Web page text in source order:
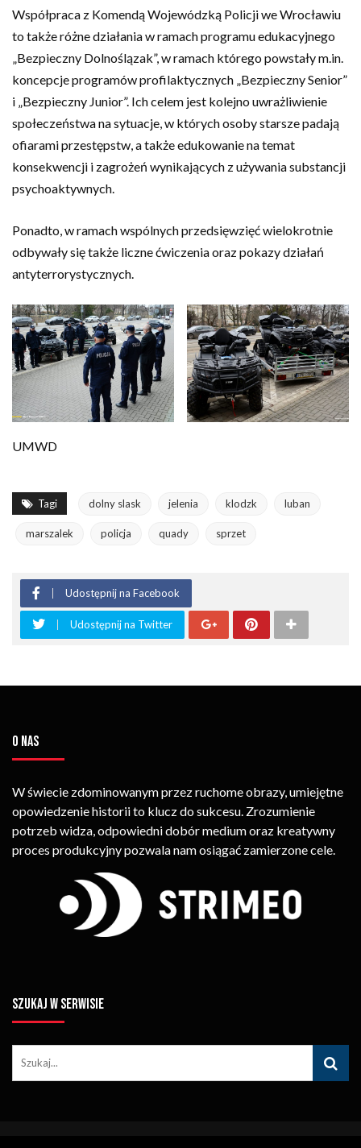
Współpraca z Komendą Wojewódzką Policji we Wrocławiu
to także różne działania w ramach programu edukacyjnego
„Bezpieczny Dolnoślązak”, w ramach którego powstały m.in.
koncepcje programów profilaktycznych „Bezpieczny Senior”
i „Bezpieczny Junior”. Ich celem jest kolejno uwrażliwienie
społeczeństwa na sytuacje, w których osoby starsze padają
ofiarami przestępstw, a także edukowanie na temat
konsekwencji i zagrożeń wynikających z używania substancji
psychoaktywnych.
Ponadto, w ramach wspólnych przedsięwzięć wielokrotnie
odbywały się także liczne ćwiczenia oraz pokazy działań
antyterrorystycznych.
UMWD
Tagi dolny slask jelenia klodzk luban
marszalek policja quady sprzet
Udostępnij na Facebook
Udostępnij na Twitter
O NAS
W świecie zdominowanym przez ruchome obrazy, umiejętne
opowiedzenie historii to klucz do sukcesu. Zrozumienie
potrzeb widza, odpowiedni dobór medium oraz kreatywny
proces produkcyjny pozwala nam osiągać zamierzone cele.
SZUKAJ W SERWISIE